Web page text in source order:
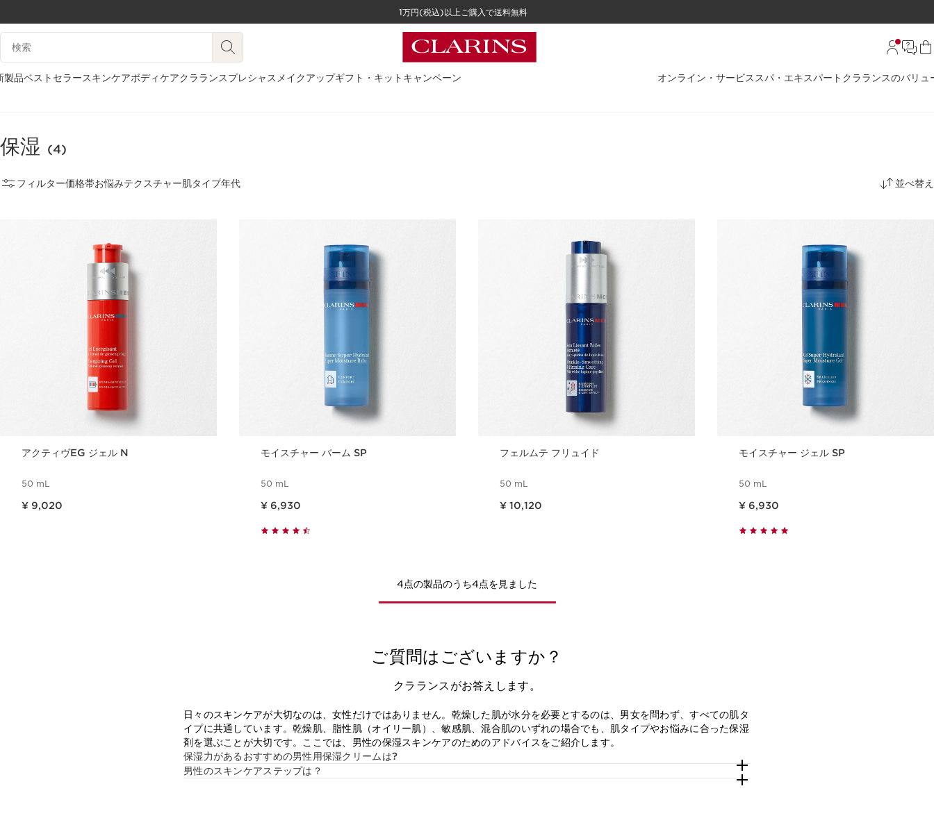
コンテンツへ移動
1万円(税込)以上ご購入で送料無料
検索候補
製品ベストセラースキンケアボディケアクラランスプレシャス メイクアップギフト・キット キャンペーン オンライン・サービス スパ・エキスパート クラランスのバリュ
保湿 (4)
フィルター価格帯お悩みテクスチャー肌タイプ年代 並べ替え
アクティヴEG ジェル N
50 mL
¥ 9,020
モイスチャー バーム SP
50 mL
¥ 6,930
フェルムテ フリュイド
50 mL
¥ 10,120
モイスチャー ジェル SP
50 mL
¥ 6,930
4点の製品のうち4点を見ました
ご質問はございますか？
クラランスがお答えします。
日々のスキンケアが大切なのは、女性だけではありません。乾燥した肌が水分を必要とするのは、男女を問わず、すべての肌タ
イプに共通しています。乾燥肌、脂性肌（オイリー肌）、敏感肌、混合肌のいずれの場合でも、肌タイプやお悩みに合った保湿
剤を選ぶことが大切です。ここでは、男性の保湿スキンケアのためのアドバイスをご紹介します。
保湿力があるおすすめの男性用保湿クリームは?
男性のスキンケアステップは？